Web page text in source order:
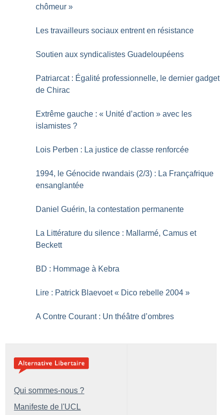
chômeur »
Les travailleurs sociaux entrent en résistance
Soutien aux syndicalistes Guadeloupéens
Patriarcat : Égalité professionnelle, le dernier gadget
de Chirac
Extrême gauche : « Unité d’action » avec les
islamistes ?
Lois Perben : La justice de classe renforcée
1994, le Génocide rwandais (2/3) : La Françafrique
ensanglantée
Daniel Guérin, la contestation permanente
La Littérature du silence : Mallarmé, Camus et
Beckett
BD : Hommage à Kebra
Lire : Patrick Blaevoet « Dico rebelle 2004 »
A Contre Courant : Un théâtre d’ombres
Qui sommes-nous ?
Manifeste de l'UCL